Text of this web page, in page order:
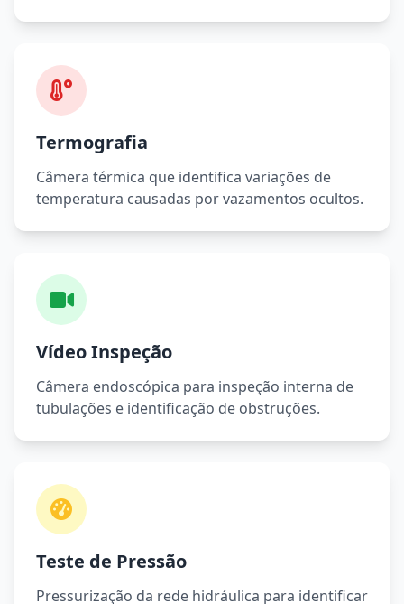
Termografia
Câmera térmica que identifica variações de
temperatura causadas por vazamentos ocultos.
Vídeo Inspeção
Câmera endoscópica para inspeção interna de
tubulações e identificação de obstruções.
Teste de Pressão
Pressurização da rede hidráulica para identificar